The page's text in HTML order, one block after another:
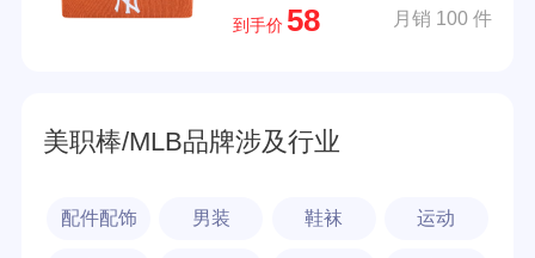
到手价 58 月销 100 件
美职棒/MLB品牌涉及行业
配件配饰 男装 鞋袜 运动